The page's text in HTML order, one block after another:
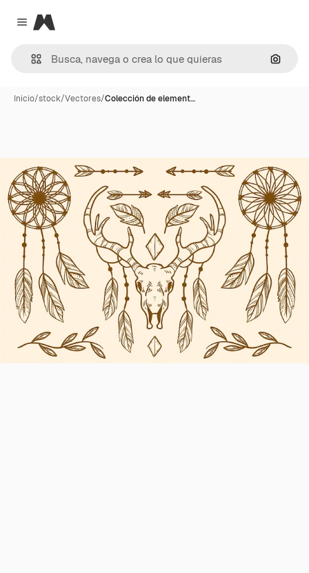
Close menu
Magnific
Inicio/stock/Vectores/Colección de element…